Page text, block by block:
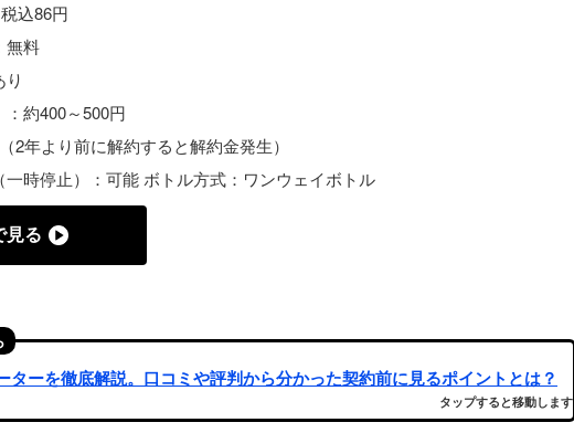
込86円
無料
約400～500円
2年より前に解約すると解約金発生）
時停止）：可能 ボトル方式：ワンウェイボトル
見る
ターを徹底解説。口コミや評判から分かった契約前に見るポイントとは？
タップすると移動します